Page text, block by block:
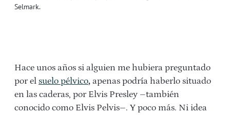
Selmark.
Hace unos años si alguien me hubiera preguntado
por el suelo pélvico, apenas podría haberlo situado
en las caderas, por Elvis Presley –también
conocido como Elvis Pelvis–. Y poco más. Ni idea